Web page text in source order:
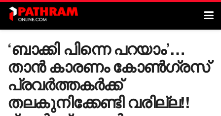
‘ബാക്കി പിന്നെ പറയാം’…
താൻ കാരണം കോൺഗ്രസ്
പ്രവർത്തകർക്ക്
തലകുനിക്കേണ്ടി വരില്ല!!